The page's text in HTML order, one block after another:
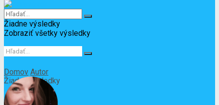
Kontakt
Žiadne výsledky
Žiadne výsledky
Zobraziť všetky výsledky
Domov Autor